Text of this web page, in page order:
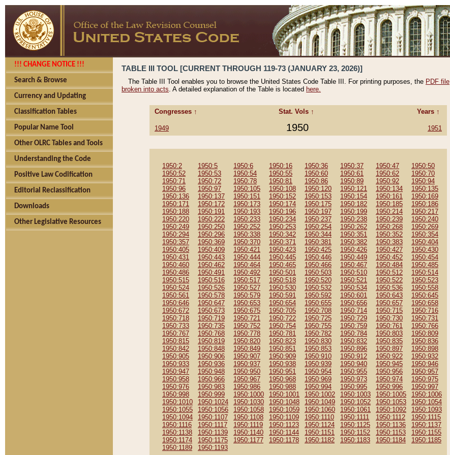
!!! CHANGE NOTICE !!!
Search & Browse
Currency and Updating
Classification Tables
Popular Name Tool
Other OLRC Tables and Tools
Understanding the Code
Positive Law Codification
Editorial Reclassification
Downloads
Other Legislative Resources
TABLE III TOOL [CURRENT THROUGH 119-73 (JANUARY 23, 2026)]
The Table III Tool enables you to browse the United States Code Table III. For printing purposes, the PDF file
broken into acts. A detailed explanation of the Table is located here.
Congresses ↑ Stat. Vols ↑ Years ↑
1949 1950 1951
1950:2 1950:5 1950:6 1950:16 1950:36 1950:37 1950:47
1950:50
1950:52
1950:53 1950:54 1950:55 1950:60 1950:61 1950:62
1950:70
1950:71
1950:72 1950:78 1950:81 1950:86 1950:89 1950:92
1950:94
1950:96
1950:97 1950:105 1950:108 1950:120 1950:121 1950:134
1950:135
1950:136
1950:137 1950:151 1950:152 1950:153 1950:154 1950:161
1950:169
1950:171
1950:172 1950:173 1950:174 1950:175 1950:182 1950:185
1950:186
1950:188
1950:191 1950:193 1950:196 1950:197 1950:199 1950:214
1950:217
1950:220
1950:222 1950:233 1950:234 1950:237 1950:238 1950:239
1950:240
1950:249
1950:250 1950:252 1950:253 1950:254 1950:262 1950:268
1950:269
1950:294
1950:296 1950:338 1950:342 1950:344 1950:351 1950:352
1950:354
1950:357
1950:369 1950:370 1950:371 1950:381 1950:382 1950:383
1950:404
1950:405
1950:409 1950:421 1950:423 1950:425 1950:426 1950:427
1950:430
1950:431
1950:443 1950:444 1950:445 1950:446 1950:449 1950:452
1950:454
1950:460
1950:462 1950:464 1950:465 1950:466 1950:467 1950:484
1950:485
1950:486
1950:491 1950:492 1950:501 1950:503 1950:510 1950:512
1950:514
1950:515
1950:516 1950:517 1950:518 1950:520 1950:521 1950:522
1950:523
1950:524
1950:526 1950:527 1950:530 1950:532 1950:534 1950:536
1950:558
1950:561
1950:578 1950:579 1950:591 1950:592 1950:601 1950:643
1950:645
1950:646
1950:647 1950:653 1950:654 1950:655 1950:656 1950:657
1950:658
1950:672
1950:673 1950:675 1950:705 1950:708 1950:714 1950:715
1950:716
1950:718
1950:719 1950:721 1950:722 1950:725 1950:729 1950:730
1950:731
1950:733
1950:735 1950:752 1950:754 1950:755 1950:759 1950:761
1950:766
1950:767
1950:768 1950:778 1950:781 1950:782 1950:784 1950:803
1950:809
1950:815
1950:819 1950:820 1950:823 1950:830 1950:832 1950:835
1950:836
1950:842
1950:848 1950:849 1950:851 1950:853 1950:896 1950:897
1950:898
1950:905
1950:906 1950:907 1950:909 1950:910 1950:912 1950:922
1950:932
1950:933
1950:936 1950:937 1950:938 1950:939 1950:940 1950:945
1950:946
1950:947
1950:948 1950:950 1950:951 1950:954 1950:955 1950:956
1950:957
1950:958
1950:966 1950:967 1950:968 1950:969 1950:973 1950:974
1950:975
1950:976
1950:983 1950:986 1950:988 1950:994 1950:995 1950:996
1950:997
1950:998
1950:999 1950:1000 1950:1001 1950:1002 1950:1003 1950:1005
1950:1006
1950:1010
1950:1024 1950:1030 1950:1048 1950:1049 1950:1052 1950:1053
1950:1054
1950:1055
1950:1056 1950:1058 1950:1059 1950:1060 1950:1061 1950:1092
1950:1093
1950:1094
1950:1107 1950:1108 1950:1109 1950:1110 1950:1111 1950:1112
1950:1115
1950:1116
1950:1117 1950:1119 1950:1123 1950:1124 1950:1125 1950:1136
1950:1137
1950:1138
1950:1139 1950:1140 1950:1144 1950:1151 1950:1152 1950:1153
1950:1155
1950:1174
1950:1175 1950:1177 1950:1178 1950:1182 1950:1183 1950:1184
1950:1185
1950:1189
1950:1193